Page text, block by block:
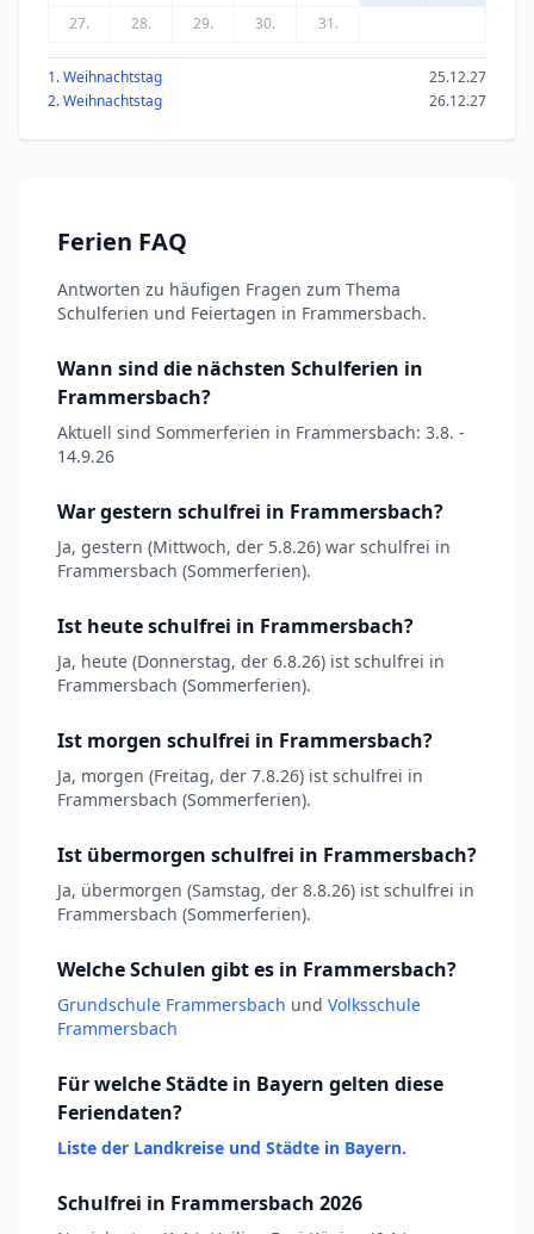
27.
28. 29. 30. 31.
1. Weihnachtstag
25.12.27
2. Weihnachtstag
26.12.27
Ferien FAQ
Antworten zu häufigen Fragen zum Thema
Schulferien und Feiertagen in Frammersbach.
Wann sind die nächsten Schulferien in
Frammersbach?
Aktuell sind Sommerferien in Frammersbach: 3.8. -
14.9.26
War gestern schulfrei in Frammersbach?
Ja, gestern (Mittwoch, der 5.8.26) war schulfrei in
Frammersbach (Sommerferien).
Ist heute schulfrei in Frammersbach?
Ja, heute (Donnerstag, der 6.8.26) ist schulfrei in
Frammersbach (Sommerferien).
Ist morgen schulfrei in Frammersbach?
Ja, morgen (Freitag, der 7.8.26) ist schulfrei in
Frammersbach (Sommerferien).
Ist übermorgen schulfrei in Frammersbach?
Ja, übermorgen (Samstag, der 8.8.26) ist schulfrei in
Frammersbach (Sommerferien).
Welche Schulen gibt es in Frammersbach?
Grundschule Frammersbach und Volksschule
Frammersbach
Für welche Städte in Bayern gelten diese
Feriendaten?
Liste der Landkreise und Städte in Bayern.
Schulfrei in Frammersbach 2026